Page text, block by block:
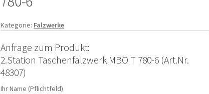
Kategorie: Falzwerke
Anfrage zum Produkt:
2.Station Taschenfalzwerk MBO T 780-6 (Art.Nr.
48307)
Ihr Name (Pflichtfeld)